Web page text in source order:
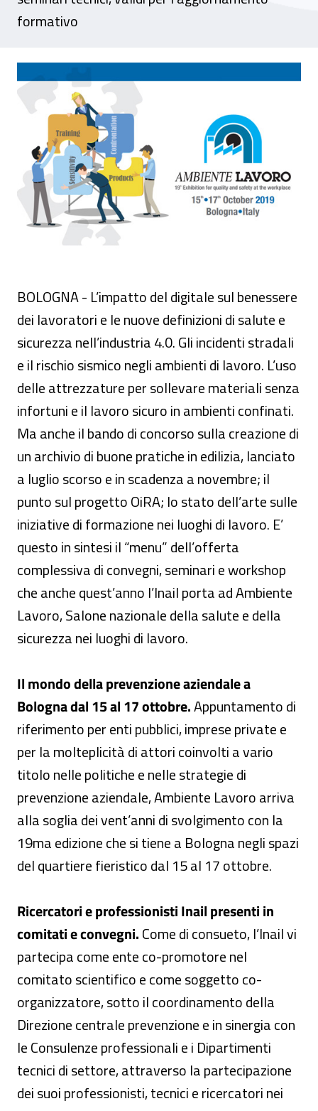
formativo
BOLOGNA - L’impatto del digitale sul benessere
dei lavoratori e le nuove definizioni di salute e
sicurezza nell’industria 4.0. Gli incidenti stradali
e il rischio sismico negli ambienti di lavoro. L’uso
delle attrezzature per sollevare materiali senza
infortuni e il lavoro sicuro in ambienti confinati.
Ma anche il bando di concorso sulla creazione di
un archivio di buone pratiche in edilizia, lanciato
a luglio scorso e in scadenza a novembre; il
punto sul progetto OiRA; lo stato dell’arte sulle
iniziative di formazione nei luoghi di lavoro. E’
questo in sintesi il “menu” dell’offerta
complessiva di convegni, seminari e workshop
che anche quest’anno l’Inail porta ad Ambiente
Lavoro, Salone nazionale della salute e della
sicurezza nei luoghi di lavoro.
Il mondo della prevenzione aziendale a
Bologna dal 15 al 17 ottobre.Appuntamento di
riferimento per enti pubblici, imprese private e
per la molteplicità di attori coinvolti a vario
titolo nelle politiche e nelle strategie di
prevenzione aziendale, Ambiente Lavoro arriva
alla soglia dei vent’anni di svolgimento con la
19ma edizione che si tiene a Bologna negli spazi
del quartiere fieristico dal 15 al 17 ottobre.
Ricercatori e professionisti Inail presenti in
comitati e convegni.Come di consueto, l’Inail vi
partecipa come ente co-promotore nel
comitato scientifico e come soggetto co-
organizzatore, sotto il coordinamento della
Direzione centrale prevenzione e in sinergia con
le Consulenze professionali e i Dipartimenti
tecnici di settore, attraverso la partecipazione
dei suoi professionisti, tecnici e ricercatori nei